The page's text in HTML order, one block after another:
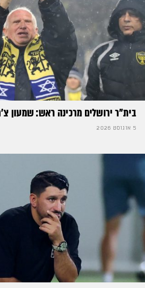
בית"ר ירושלים מרכינה ראש: שמעון
5 אוגוסט 2026